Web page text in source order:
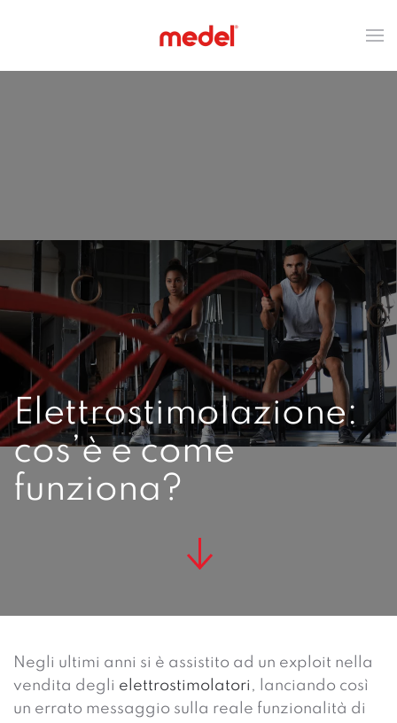
Elettrostimolazione:
cos’è e come
funziona?
Negli ultimi anni si è assistito ad un exploit nella
vendita degli elettrostimolatori , lanciando così
un errato messaggio sulla reale funzionalità di